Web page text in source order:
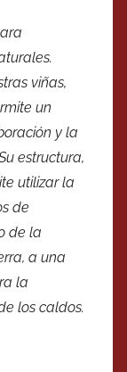
viñas,
un
y la
estructura,
utilizar la
de
de la
a una
la
los caldos.